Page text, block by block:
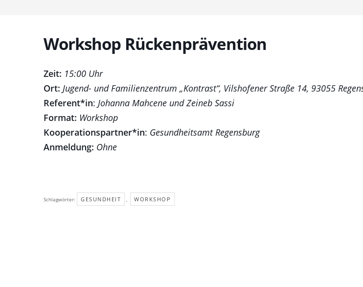
Workshop Rückenprävention
Zeit: 15:00 Uhr
Ort: Jugend- und Familienzentrum „Kontrast“, Vilshofener Straße 14, 93055
Referent*in: Johanna Mahcene und Zeineb Sassi
Format: Workshop
Kooperationspartner*in: Gesundheitsamt Regensburg
Anmeldung: Ohne
Schlagwörter: GESUNDHEIT , WORKSHOP